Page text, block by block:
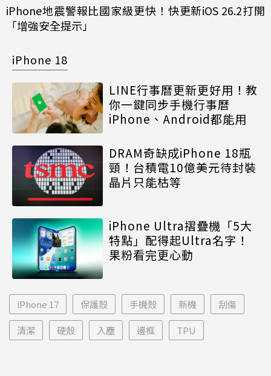
iPhone地震警報比國家級更快！快更新iOS 26.2打開
「增強安全提示」
iPhone 18
LINE行事曆更新更好用！教
你一鍵同步手機行事曆
iPhone、Android都能用
DRAM奇缺成iPhone 18瓶
頸！台積電10億美元待封裝
晶片只能枯等
iPhone Ultra摺疊機「5大
特點」配得起Ultra名字！
果粉看完更心動
iPhone 17 保護殼 手機殼 新機 刮傷
清潔 硬殼 入塵 邊框 TPU